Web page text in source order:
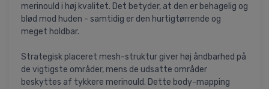
merinould i høj kvalitet. Det betyder, at den er behagelig og
blød mod huden - samtidig er den hurtigtørrende og
meget holdbar.
Strategisk placeret mesh-struktur giver høj åndbarhed på
de vigtigste områder, mens de udsatte områder
beskyttes af tykkere merinould. Dette body-mapping